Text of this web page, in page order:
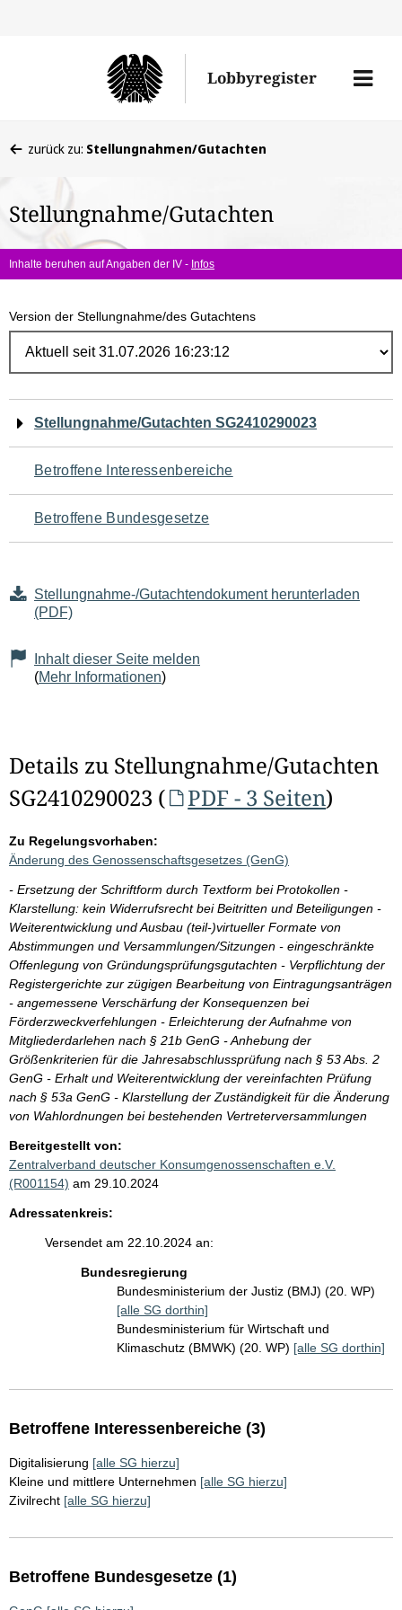
Lobbyregister
Menü
befinden
hier:
zurück zu: Stellungnahmen/Gutachten
Stellungnahme/Gutachten
Inhalte beruhen auf Angaben der IV - Infos
Version der Stellungnahme/des Gutachtens
Navigation
für
den
Seiteninhalt
Stellungnahme/Gutachten SG2410290023
Betroffene Interessenbereiche
Betroffene Bundesgesetze
Stellungnahme-/Gutachtendokument herunterladen
(PDF)
Inhalt dieser Seite melden
(Mehr Informationen)
Details zu Stellungnahme/Gutachten
SG2410290023 (
PDF - 3 Seiten)
Zu Regelungsvorhaben:
Änderung des Genossenschaftsgesetzes (GenG)
- Ersetzung der Schriftform durch Textform bei Protokollen -
Klarstellung: kein Widerrufsrecht bei Beitritten und Beteiligungen -
Weiterentwicklung und Ausbau (teil-)virtueller Formate von
Abstimmungen und Versammlungen/Sitzungen - eingeschränkte
Offenlegung von Gründungsprüfungsgutachten - Verpflichtung der
Registergerichte zur zügigen Bearbeitung von Eintragungsanträgen
- angemessene Verschärfung der Konsequenzen bei
Förderzweckverfehlungen - Erleichterung der Aufnahme von
Mitgliederdarlehen nach § 21b GenG - Anhebung der
Größenkriterien für die Jahresabschlussprüfung nach § 53 Abs. 2
GenG - Erhalt und Weiterentwicklung der vereinfachten Prüfung
nach § 53a GenG - Klarstellung der Zuständigkeit für die Änderung
von Wahlordnungen bei bestehenden Vertreterversammlungen
Bereitgestellt von:
Zentralverband deutscher Konsumgenossenschaften e.V.
(R001154) am 29.10.2024
Adressatenkreis:
Versendet am 22.10.2024 an:
Bundesregierung
Bundesministerium der Justiz (BMJ) (20. WP)
[alle SG dorthin]
Bundesministerium für Wirtschaft und
Klimaschutz (BMWK) (20. WP) [alle SG dorthin]
Betroffene Interessenbereiche (3)
Digitalisierung [alle SG hierzu]
Kleine und mittlere Unternehmen [alle SG hierzu]
Zivilrecht [alle SG hierzu]
Betroffene Bundesgesetze (1)